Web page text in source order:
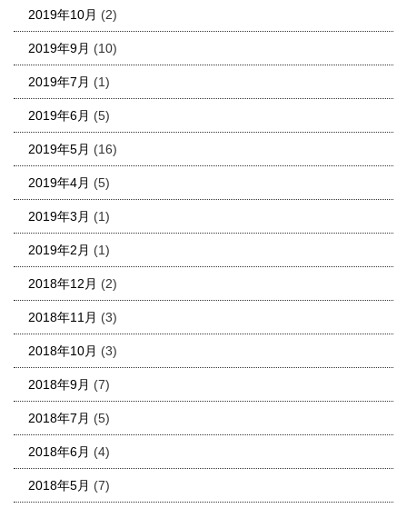
2019年10月 (2)
2019年9月 (10)
2019年7月 (1)
2019年6月 (5)
2019年5月 (16)
2019年4月 (5)
2019年3月 (1)
2019年2月 (1)
2018年12月 (2)
2018年11月 (3)
2018年10月 (3)
2018年9月 (7)
2018年7月 (5)
2018年6月 (4)
2018年5月 (7)